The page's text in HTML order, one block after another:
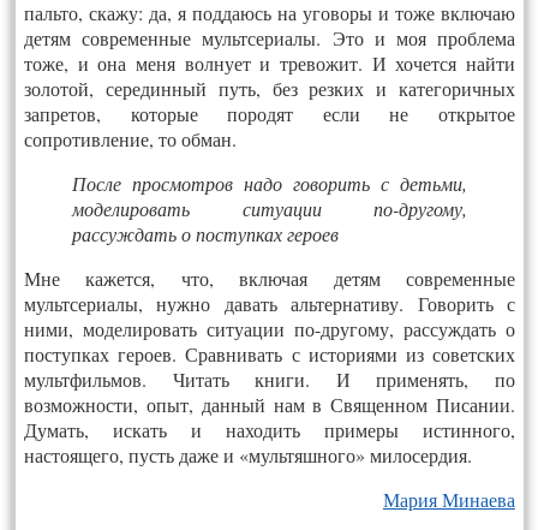
пальто, скажу: да, я поддаюсь на уговоры и тоже включаю
детям современные мультсериалы. Это и моя проблема
тоже, и она меня волнует и тревожит. И хочется найти
золотой, серединный путь, без резких и категоричных
запретов, которые породят если не открытое
сопротивление, то обман.
После просмотров надо говорить с детьми,
моделировать ситуации по-другому,
рассуждать о поступках героев
Мне кажется, что, включая детям современные
мультсериалы, нужно давать альтернативу. Говорить с
ними, моделировать ситуации по-другому, рассуждать о
поступках героев. Сравнивать с историями из советских
мультфильмов. Читать книги. И применять, по
возможности, опыт, данный нам в Священном Писании.
Думать, искать и находить примеры истинного,
настоящего, пусть даже и «мультяшного» милосердия.
Мария Минаева